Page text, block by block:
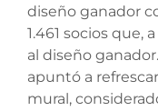
diseño ganador
1.461 socios que,
al diseño
apuntó a
mural,